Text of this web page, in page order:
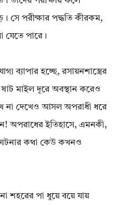
সে পরীক্ষার পদ্ধতি কীরকম,
যেতে পারে।
ব্যাপার হচ্ছে, রসায়নশাস্ত্রের
মাইল দূরে অবস্থান করেও
না দেখেও আসল অপরাধী ধরে
অপরাধের ইতিহাসে, এমনকী,
ঘটনার কথা কেউ কখনও
শহরের পা ধুয়ে বয়ে যায়